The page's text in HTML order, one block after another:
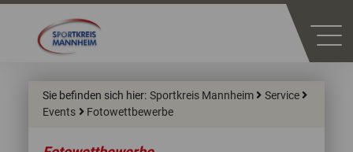
Sie befinden sich hier: Sportkreis Mannheim
Service
Events
Fotowettbewerbe